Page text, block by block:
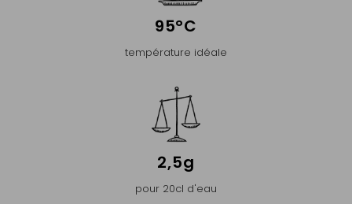
95°C
température idéale
2,5g
pour 20cl d'eau